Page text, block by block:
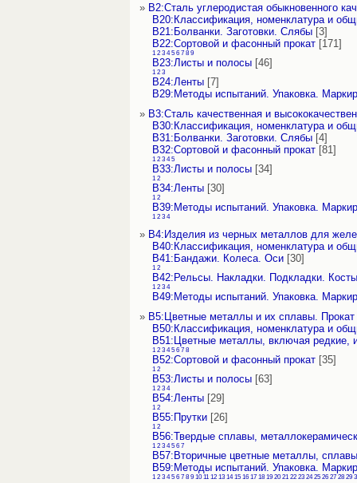
» В2:Сталь углеродистая обыкновенного
В20:Классификация, номенклатура и
В21:Болванки. Заготовки. Слябы [3]
В22:Сортовой и фасонный прокат [171]
1 2 3 4 5 6 7 8 9
В23:Листы и полосы [46]
1 2 3
В24:Ленты [7]
В29:Методы испытаний. Упаковка.
» В3:Сталь качественная и
В30:Классификация, номенклатура и
В31:Болванки. Заготовки. Слябы [4]
В32:Сортовой и фасонный прокат [81]
1 2 3 4 5
В33:Листы и полосы [34]
1 2
В34:Ленты [30]
1 2
В39:Методы испытаний. Упаковка.
1 2 3 4
» В4:Изделия из черных металлов для
В40:Классификация, номенклатура и
В41:Бандажи. Колеса. Оси [30]
1 2
В42:Рельсы. Накладки. Подкладки.
1 2 3 4
В49:Методы испытаний. Упаковка.
» В5:Цветные металлы и их сплавы. Прокат
В50:Классификация, номенклатура и
В51:Цветные металлы, включая редкие,
1 2 3 4 5 6 7 8
В52:Сортовой и фасонный прокат [35]
1 2
В53:Листы и полосы [63]
1 2 3 4
В54:Ленты [29]
1 2
В55:Прутки [26]
1 2
В56:Твердые сплавы,
1 2 3 4 5 6 7
В57:Вторичные цветные металлы,
В59:Методы испытаний. Упаковка.
1 2 3 4 5 6 7 8 9 10 11 12 13 14 15 16 17 18 19 20 21 22 23 24 25 26 27 28 29